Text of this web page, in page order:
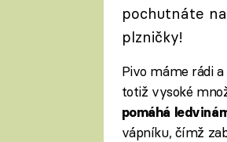
pochutnáte
plzničky!
Pivo máme rádi
totiž vysoké
pomáhá
vápníku, čímž